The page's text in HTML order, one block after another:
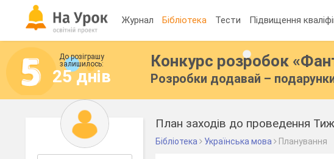
Журнал Бібліотека Тести Підвищення
До розіграшу
залишилось:
25 днів
Конкурс розробок
Розробки додавай –
План заходів до проведення
Бібліотека Українська мова Планування